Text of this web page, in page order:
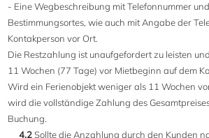
- Eine Wegbeschreibung mit Telefonnummer
Bestimmungsortes, wie auch mit Angabe der
Kontakperson vor Ort.
Die Restzahlung ist unaufgefordert zu leisten
11 Wochen (77 Tage) vor Mietbeginn auf dem
Wird ein Ferienobjekt weniger als 11 Wochen
wird die vollständige Zahlung des
Buchung.
4.2Sollte die Anzahlung durch den Kunden